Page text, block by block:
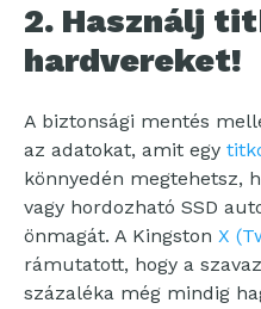
2. Használj
hardvereket!
A biztonsági mentés
az adatokat, amit egy
könnyedén megtehetsz,
vagy hordozható SSD
önmagát. A Kingston X
rámutatott, hogy a
százaléka még mindig